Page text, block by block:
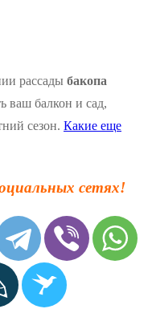
рассады бакопа
ваш балкон и сад,
сезон. Какие еще
сетях!